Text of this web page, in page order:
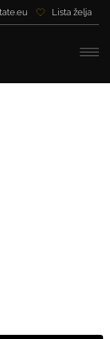
Lista želja